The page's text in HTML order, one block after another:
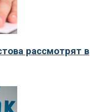
рассмотрят в